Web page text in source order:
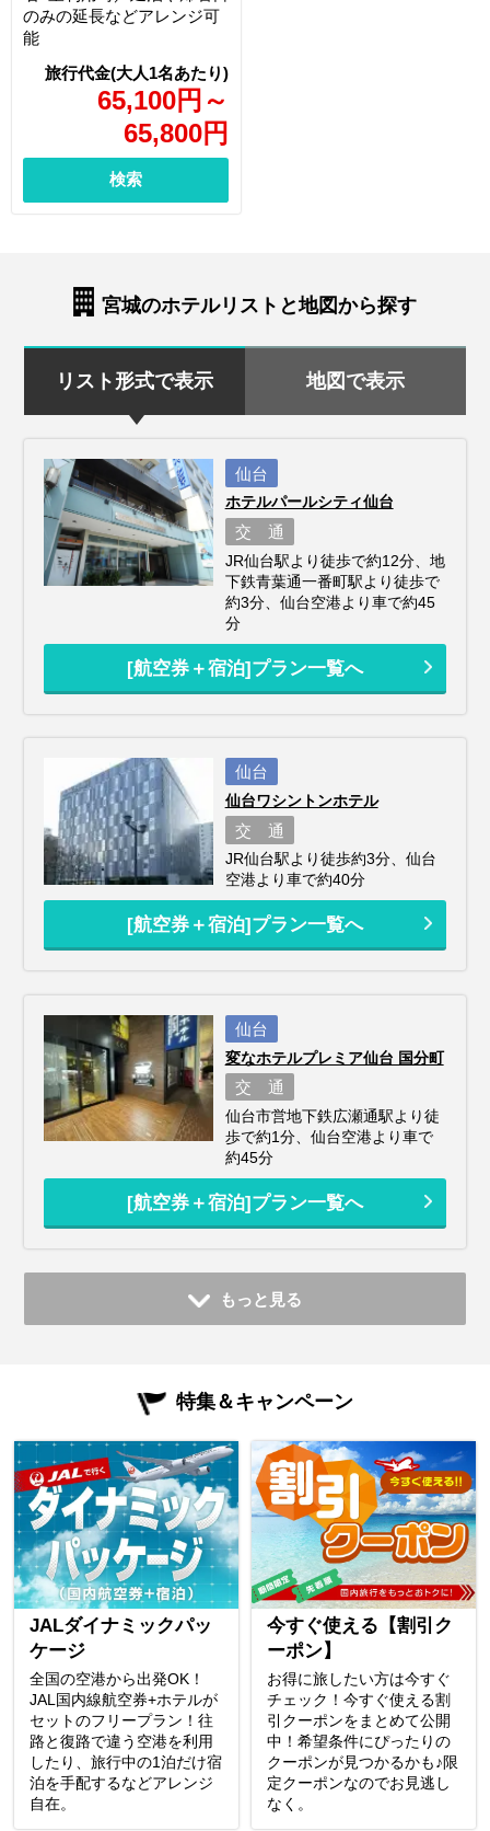
65,100円 ～
65,800円
のみの延長などアレンジ可
能
検索
宮城のホテルリストと地図から探す
リスト形式で表示 地図で表示
仙台
ホテルパールシティ仙台
交 通
JR仙台駅より徒歩で約12分、地
下鉄青葉通一番町駅より徒歩で
約3分、仙台空港より車で約45
分
[航空券＋宿泊]プラン一覧へ
仙台
仙台ワシントンホテル
交 通
JR仙台駅より徒歩約3分、仙台
空港より車で約40分
[航空券＋宿泊]プラン一覧へ
仙台
変なホテルプレミア仙台 国分町
交 通
仙台市営地下鉄広瀬通駅より徒
歩で約1分、仙台空港より車で
約45分
[航空券＋宿泊]プラン一覧へ
もっと見る
特集＆キャンペーン
JALダイナミックパッ
ケージ
全国の空港から出発OK！
JAL国内線航空券+ホテルが
セットのフリープラン！往
路と復路で違う空港を利用
したり、旅行中の1泊だけ宿
泊を手配するなどアレンジ
自在。
今すぐ使える【割引ク
ーポン】
お得に旅したい方は今すぐ
チェック！今すぐ使える割
引クーポンをまとめて公開
中！希望条件にぴったりの
クーポンが見つかるかも♪限
定クーポンなのでお見逃し
なく。